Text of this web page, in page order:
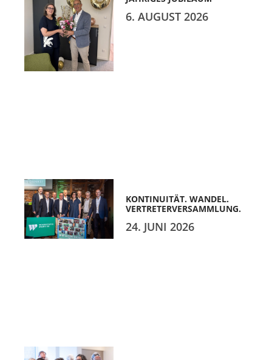
6. AUGUST 2026
KONTINUITÄT. WANDEL.
VERTRETERVERSAMMLUNG.
24. JUNI 2026